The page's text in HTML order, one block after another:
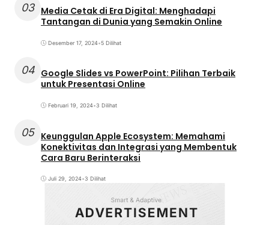
03 Media Cetak di Era Digital: Menghadapi
Tantangan di Dunia yang Semakin Online
Desember 17, 2024•5 Dilihat
04 Google Slides vs PowerPoint: Pilihan Terbaik
untuk Presentasi Online
Februari 19, 2024•3 Dilihat
05 Keunggulan Apple Ecosystem: Memahami
Konektivitas dan Integrasi yang Membentuk
Cara Baru Berinteraksi
Juli 29, 2024•3 Dilihat